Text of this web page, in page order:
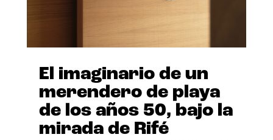
El imaginario de un
merendero de playa
de los años 50, bajo la
mirada de Rifé